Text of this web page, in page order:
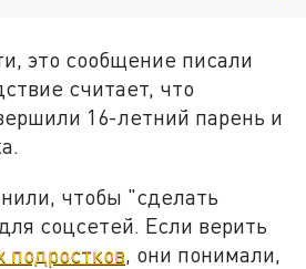
это сообщение писали
считает, что
16-летний парень и
чтобы "сделать
соцсетей. Если верить
подростков, они понимали,